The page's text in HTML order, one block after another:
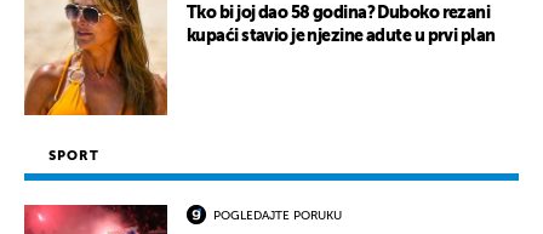
Tko bi joj dao 58 godina? Duboko rezani
kupaći stavio je njezine adute u prvi plan
SPORT
POGLEDAJTE PORUKU